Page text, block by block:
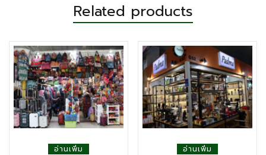
Related products
อ่านเพิ่ม อ่านเพิ่ม